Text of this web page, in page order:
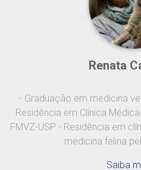
Renata
- Graduação em medicina
Residência em Clínica
FMVZ-USP - Residência em
medicina felina
Saiba